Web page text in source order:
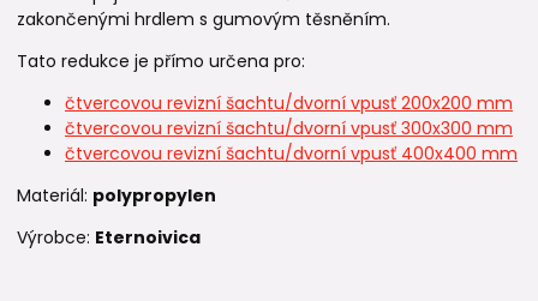
zakončenými hrdlem s gumovým těsněním.
Tato redukce je přímo určena pro:
čtvercovou revizní šachtu/dvorní vpusť 200x200 mm
čtvercovou revizní šachtu/dvorní vpusť 300x300 mm
čtvercovou revizní šachtu/dvorní vpusť 400x400 mm
Materiál: polypropylen
Výrobce: Eternoivica